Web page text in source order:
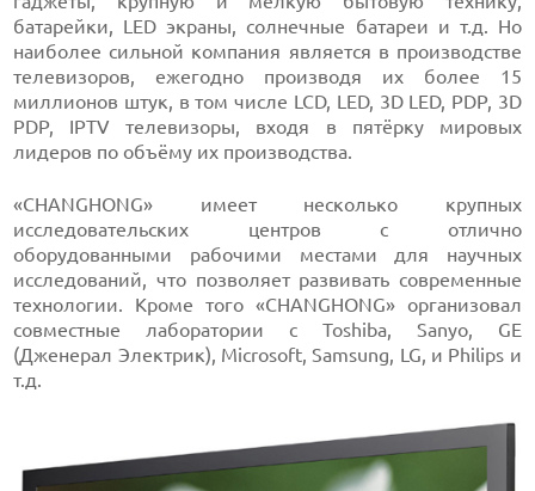
батарейки, LED экраны, солнечные батареи и т.д. Но
наиболее сильной компания является в производстве
телевизоров, ежегодно производя их более 15
миллионов штук, в том числе LCD, LED, 3D LED, PDP, 3D
PDP, IPTV телевизоры, входя в пятёрку мировых
лидеров по объёму их производства.
«CHANGHONG» имеет несколько крупных
исследовательских центров с отлично
оборудованными рабочими местами для научных
исследований, что позволяет развивать современные
технологии. Кроме того «CHANGHONG» организовал
совместные лаборатории с Toshiba, Sanyo, GE
(Дженерал Электрик), Microsoft, Samsung, LG, и Philips и
т.д.